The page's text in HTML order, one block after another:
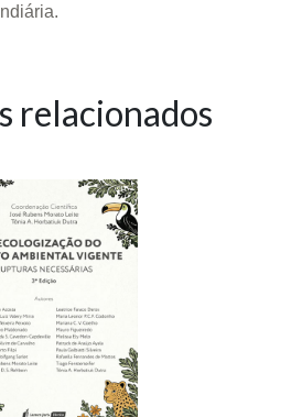
relacionados